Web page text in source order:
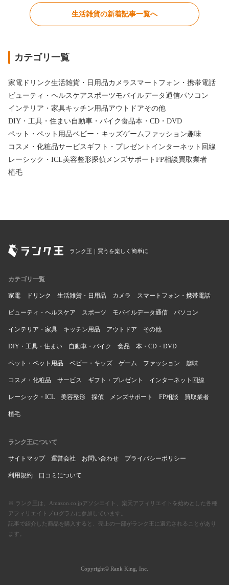
生活雑貨の新着記事一覧へ
カテゴリ一覧
家電 ドリンク生活雑貨・日用品カメラ スマートフォン・携帯電話
ビューティ・ヘルスケアスポーツモバイルデータ通信パソコン
インテリア・家具キッチン用品アウトドアその他
DIY・工具・住まい自動車・バイク食品本・CD・DVD
ペット・ペット用品ベビー・キッズゲームファッション趣味
コスメ・化粧品サービス ギフト・プレゼント インターネット回線
レーシック・ICL美容整形探偵メンズサポート FP相談買取業者
植毛
ランク王｜買うを楽しく簡単に
カテゴリ一覧
家電 ドリンク 生活雑貨・日用品 カメラ スマートフォン・携帯電話
ビューティ・ヘルスケア スポーツ モバイルデータ通信 パソコン
インテリア・家具 キッチン用品 アウトドア その他
DIY・工具・住まい 自動車・バイク 食品 本・CD・DVD
ペット・ペット用品 ベビー・キッズ ゲーム ファッション 趣味
コスメ・化粧品 サービス ギフト・プレゼント インターネット回線
レーシック・ICL 美容整形 探偵 メンズサポート FP相談 買取業者
植毛
ランク王について
サイトマップ 運営会社 お問い合わせ プライバシーポリシー
利用規約 口コミについて
※ ランク王は、Amazon.co.jpアソシエイト、楽天アフィリエイトを始めとした各種
アフィリエイトプログラムに参加しています。
記事で紹介した商品を購入すると、売上の一部がランク王に還元されることがあり
ます。
Copyright© Rank King, Inc.